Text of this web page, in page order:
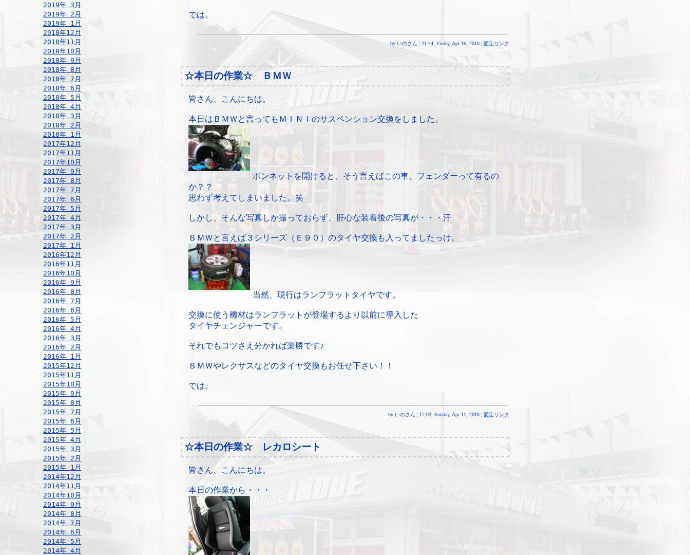
2019年 3月
2019年 2月
2019年 1月
2018年12月
2018年11月
2018年10月
2018年 9月
2018年 8月
2018年 7月
2018年 6月
2018年 5月
2018年 4月
2018年 3月
2018年 2月
2018年 1月
2017年12月
2017年11月
2017年10月
2017年 9月
2017年 8月
2017年 7月
2017年 6月
2017年 5月
2017年 4月
2017年 3月
2017年 2月
2017年 1月
2016年12月
2016年11月
2016年10月
2016年 9月
2016年 8月
2016年 7月
2016年 6月
2016年 5月
2016年 4月
2016年 3月
2016年 2月
2016年 1月
2015年12月
2015年11月
2015年10月
2015年 9月
2015年 8月
2015年 7月
2015年 6月
2015年 5月
2015年 4月
2015年 3月
2015年 2月
2015年 1月
2014年12月
2014年11月
2014年10月
2014年 9月
2014年 8月
2014年 7月
2014年 6月
2014年 5月
2014年 4月
では。
by いのさん ¦ 21:44, Friday, Apr 16, 2010 ¦ 固定リンク
☆本日の作業☆ ＢＭＷ
皆さん、こんにちは。
本日はＢＭＷと言ってもＭＩＮＩのサスペンション交換をしました。
ボンネットを開けると、そう言えばこの車、フェンダーって有るの
か？？
思わず考えてしまいました。笑
しかし、そんな写真しか撮っておらず、肝心な装着後の写真が・・・汗
ＢＭＷと言えば３シリーズ（Ｅ９０）のタイヤ交換も入ってましたっけ。
当然、現行はランフラットタイヤです。
交換に使う機材はランフラットが登場するより以前に導入した
タイヤチェンジャーです。
それでもコツさえ分かれば楽勝です♪
ＢＭＷやレクサスなどのタイヤ交換もお任せ下さい！！
では。
by いのさん ¦ 17:03, Sunday, Apr 11, 2010 ¦ 固定リンク
☆本日の作業☆ レカロシート
皆さん、こんにちは。
本日の作業から・・・